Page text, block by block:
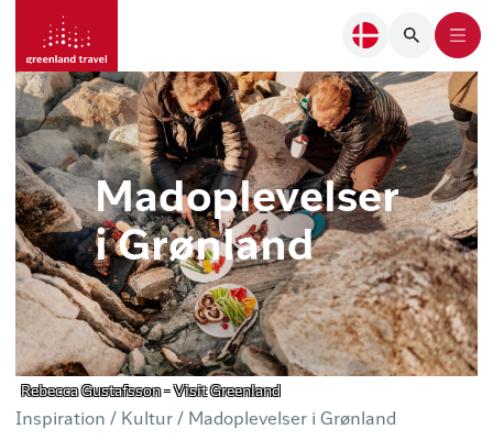
Madoplevelser
i Grønland
Rebecca Gustafsson - Visit Greenland
Inspiration / Kultur / Madoplevelser i Grønland